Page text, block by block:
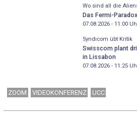
Wo sind all die
Das Fermi-
07.08.2026 - 11:00
Syndicom übt Kritik
Swisscom plant
in Lissabon
07.08.2026 - 11:25
ZOOM VIDEOKONFERENZ UCC